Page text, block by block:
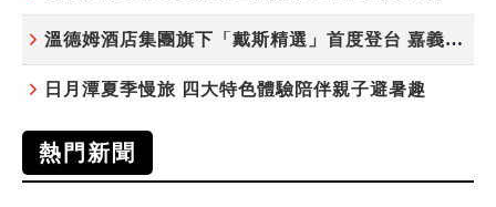
溫德姆酒店集團旗下「戴斯精選」首度登台 嘉義首店揭新幕
日月潭夏季慢旅 四大特色體驗陪伴親子避暑趣
熱門新聞